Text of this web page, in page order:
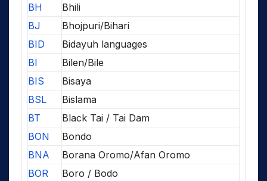
BH
Bhili
BJ
Bhojpuri/Bihari
BID
Bidayuh languages
BI
Bilen/Bile
BIS
Bisaya
BSL
Bislama
BT
Black Tai / Tai Dam
BON
Bondo
BNA
Borana Oromo/Afan Oromo
BOR
Boro / Bodo